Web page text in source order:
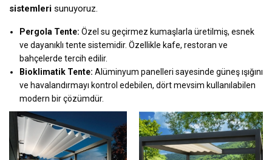
sistemleri sunuyoruz.
Pergola Tente: Özel su geçirmez kumaşlarla üretilmiş, esnek
ve dayanıklı tente sistemidir. Özellikle kafe, restoran ve
bahçelerde tercih edilir.
Bioklimatik Tente: Alüminyum panelleri sayesinde güneş ışığını
ve havalandırmayı kontrol edebilen, dört mevsim kullanılabilen
modern bir çözümdür.